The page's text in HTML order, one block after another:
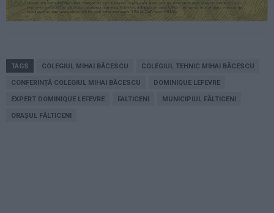
TAGS COLEGIUL MIHAI BĂCESCU COLEGIUL TEHNIC MIHAI BĂCESCU
CONFERINȚĂ COLEGIUL MIHAI BĂCESCU DOMINIQUE LEFEVRE
EXPERT DOMINIQUE LEFEVRE FALTICENI MUNICIPIUL FĂLTICENI
ORAȘUL FĂLTICENI